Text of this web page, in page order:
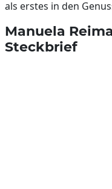
als erstes in den
Manuela
Steckbrief